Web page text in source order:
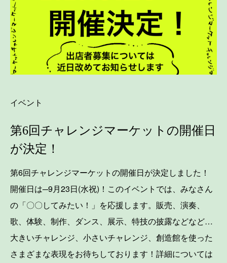
イベント
第6回チャレンジマーケットの開催日
が決定！
第6回チャレンジマーケットの開催日が決定しました！
開催日は─9月23日(水祝)！このイベントでは、みなさん
の「〇〇してみたい！」を応援します。販売、演奏、
歌、体験、制作、ダンス、展示、特技の披露などなど…
大きいチャレンジ、小さいチャレンジ、創造館を使った
さまざまな表現をお待ちしております！詳細については